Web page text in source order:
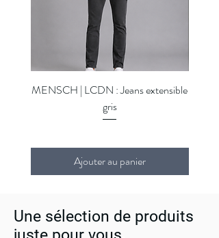
MENSCH | LCDN : Jeans extensible
gris
Ajouter au panier
Une sélection de produits